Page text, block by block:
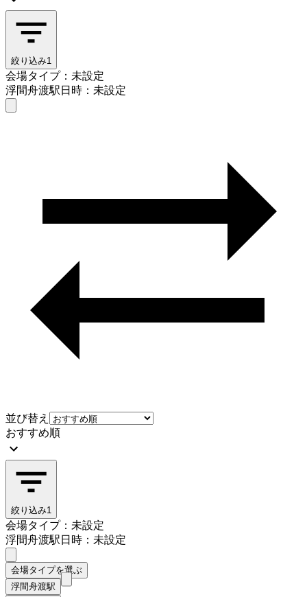
絞り込み1
会場タイプ：未設定
浮間舟渡駅日時：未設定
並び替え
おすすめ順
絞り込み1
会場タイプ：未設定
浮間舟渡駅日時：未設定
会場タイプを選ぶ
浮間舟渡駅